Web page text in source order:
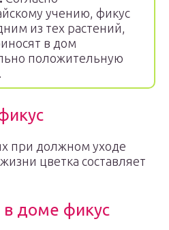
учению, фикус
из тех растений,
в дом
положительную
при должном уходе
цветка составляет
в доме фикус